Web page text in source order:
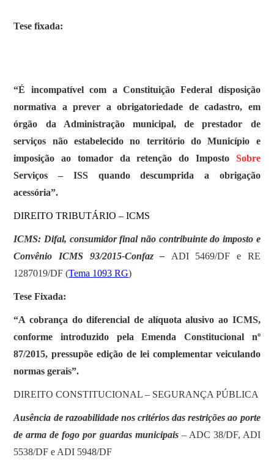
Tese fixada:
“É incompatível com a Constituição Federal disposição
normativa a prever a obrigatoriedade de cadastro, em
órgão da Administração municipal, de prestador de
serviços não estabelecido no território do Município e
imposição ao tomador da retenção do Imposto Sobre
Serviços – ISS quando descumprida a obrigação
acessória”.
DIREITO TRIBUTÁRIO – ICMS
ICMS: Difal, consumidor final não contribuinte do imposto e
Convênio ICMS 93/2015-Confaz – ADI 5469/DF e RE
1287019/DF (Tema 1093 RG)
Tese Fixada:
“A cobrança do diferencial de alíquota alusivo ao ICMS,
conforme introduzido pela Emenda Constitucional nº
87/2015, pressupõe edição de lei complementar veiculando
normas gerais”.
DIREITO CONSTITUCIONAL – SEGURANÇA PÚBLICA
Ausência de razoabilidade nos critérios das restrições ao porte
de arma de fogo por guardas municipais – ADC 38/DF, ADI
5538/DF e ADI 5948/DF